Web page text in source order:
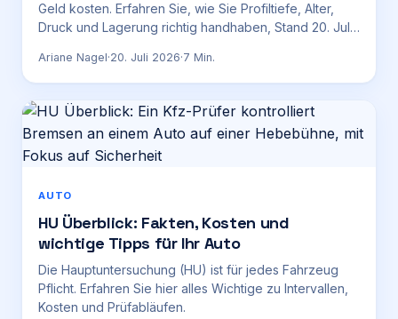
Geld kosten. Erfahren Sie, wie Sie Profiltiefe, Alter,
Druck und Lagerung richtig handhaben, Stand 20. Juli
Ariane Nagel·20. Juli 2026·7 Min.
AUTO
HU Überblick: Fakten, Kosten und
wichtige Tipps für Ihr Auto
Die Hauptuntersuchung (HU) ist für jedes Fahrzeug
Pflicht. Erfahren Sie hier alles Wichtige zu Intervallen,
Kosten und Prüfabläufen.